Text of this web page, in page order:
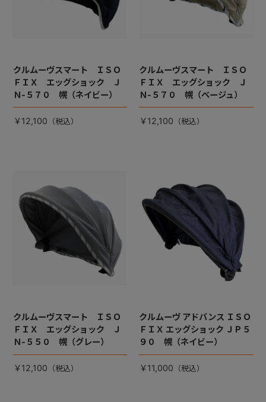
クルムーヴスマート ＩＳＯ
ＦＩＸ エッグショック Ｊ
Ｎ-５７０ 幌（ネイビー）
￥12,100
クルムーヴスマート ＩＳＯ
ＦＩＸ エッグショック Ｊ
Ｎ-５７０ 幌（ベージュ）
￥12,100
クルムーヴスマート ＩＳＯ
ＦＩＸ エッグショック Ｊ
Ｎ-５５０ 幌（グレー）
￥12,100
クルムーヴ アドバンス ＩＳＯ
ＦＩＸ エッグショック ＪＰ５
９０ 幌（ネイビー）
￥11,000